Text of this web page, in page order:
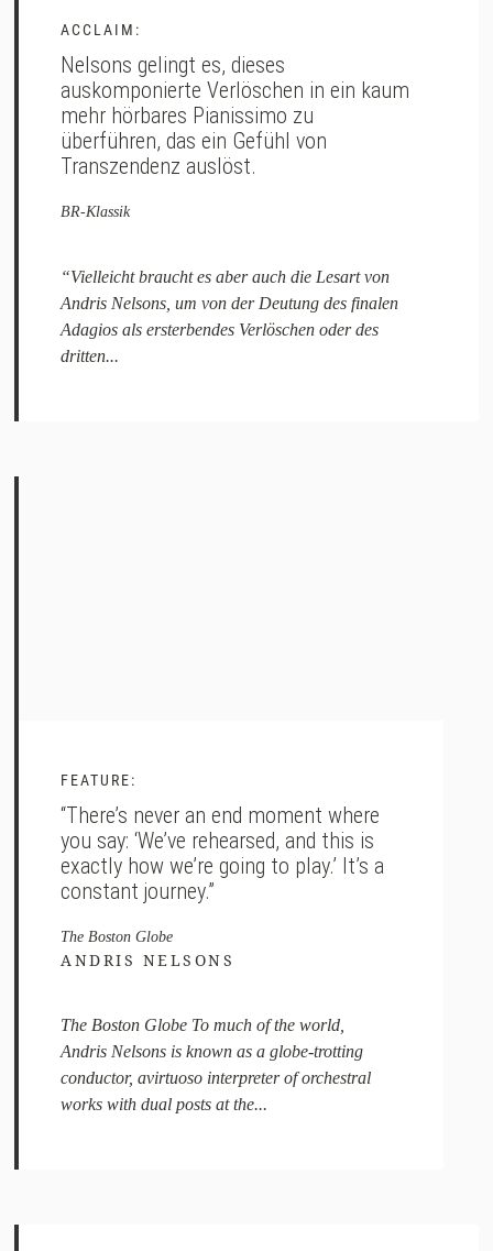
ACCLAIM:
Nelsons gelingt es, dieses
auskomponierte Verlöschen in ein kaum
mehr hörbares Pianissimo zu
überführen, das ein Gefühl von
Transzendenz auslöst.
BR-Klassik
“Vielleicht braucht es aber auch die Lesart von
Andris Nelsons, um von der Deutung des finalen
Adagios als ersterbendes Verlöschen oder des
dritten...
FEATURE:
“There’s never an end moment where
you say: ‘We’ve rehearsed, and this is
exactly how we’re going to play.’ It’s a
constant journey.”
The Boston Globe
ANDRIS NELSONS
The Boston Globe To much of the world,
Andris Nelsons is known as a globe-trotting
conductor, avirtuoso interpreter of orchestral
works with dual posts at the...